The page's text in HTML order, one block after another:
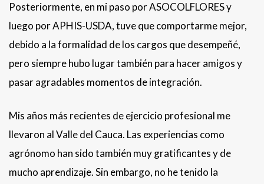
Posteriormente, en mi paso por ASOCOLFLORES y
luego por APHIS-USDA, tuve que comportarme mejor,
debido a la formalidad de los cargos que desempeñé,
pero siempre hubo lugar también para hacer amigos y
pasar agradables momentos de integración.
Mis años más recientes de ejercicio profesional me
llevaron al Valle del Cauca. Las experiencias como
agrónomo han sido también muy gratificantes y de
mucho aprendizaje. Sin embargo, no he tenido la